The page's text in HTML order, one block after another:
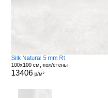
Silk Natural 5 mm Rt
100x100 см, пол/стены
13406р/м²